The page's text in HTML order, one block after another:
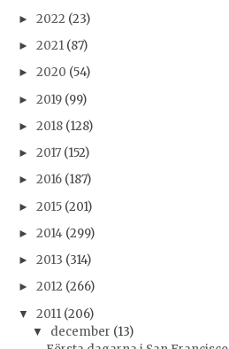
► 2022 (23)
► 2021 (87)
► 2020 (54)
► 2019 (99)
► 2018 (128)
► 2017 (152)
► 2016 (187)
► 2015 (201)
► 2014 (299)
► 2013 (314)
► 2012 (266)
▼ 2011 (206)
▼ december (13)